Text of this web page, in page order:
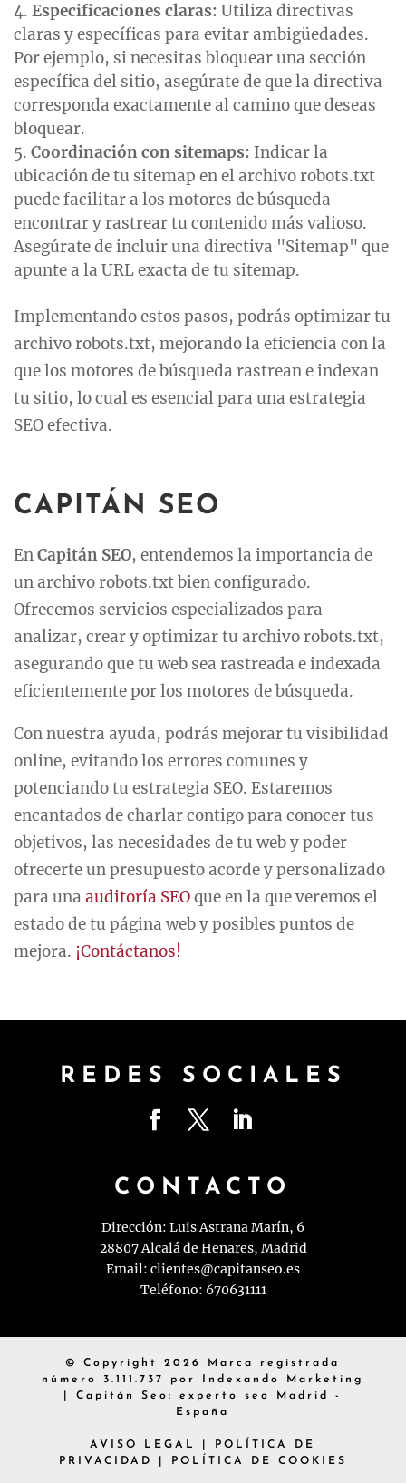
Especificaciones claras: Utiliza directivas
claras y específicas para evitar ambigüedades.
Por ejemplo, si necesitas bloquear una sección
específica del sitio, asegúrate de que la directiva
corresponda exactamente al camino que deseas
bloquear.
Coordinación con sitemaps: Indicar la
ubicación de tu sitemap en el archivo robots.txt
puede facilitar a los motores de búsqueda
encontrar y rastrear tu contenido más valioso.
Asegúrate de incluir una directiva "Sitemap" que
apunte a la URL exacta de tu sitemap.
Implementando estos pasos, podrás optimizar tu
archivo robots.txt, mejorando la eficiencia con la
que los motores de búsqueda rastrean e indexan
tu sitio, lo cual es esencial para una estrategia
SEO efectiva.
CAPITÁN SEO
EnCapitán SEO, entendemos la importancia de
un archivo robots.txt bien configurado.
Ofrecemos servicios especializados para
analizar, crear y optimizar tu archivo robots.txt,
asegurando que tu web sea rastreada e indexada
eficientemente por los motores de búsqueda.
Con nuestra ayuda, podrás mejorar tu visibilidad
online, evitando los errores comunes y
potenciando tu estrategia SEO. Estaremos
encantados de charlar contigo para conocer tus
objetivos, las necesidades de tu web y poder
ofrecerte un presupuesto acorde y personalizado
para una auditoría SEOque en la que veremos el
estado de tu página web y posibles puntos de
mejora. ¡Contáctanos!
REDES SOCIALES
CONTACTO
Dirección: Luis Astrana Marín, 6
28807 Alcalá de Henares, Madrid
Email: clientes@capitanseo.es
Teléfono: 670631111
© Copyright 2026 Marca registrada
número 3.111.737 por Indexando Marketing
| Capitán Seo: experto seo Madrid -
España
AVISO LEGAL
POLÍTICA DE
PRIVACIDAD
POLÍTICA DE COOKIES